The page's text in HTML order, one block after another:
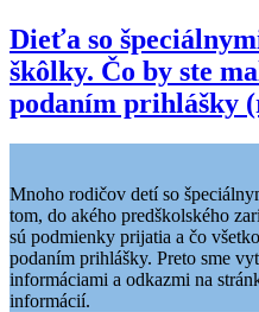
Dieťa so
škôlky. Čo by ste
podaním prihlášky
Mnoho rodičov detí so
tom, do akého predškolského
sú podmienky prijatia a čo
podaním prihlášky. Preto sme
informáciami a odkazmi na
informácií.